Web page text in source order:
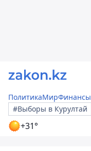
ПолитикаМирФинансы
#Выборы в Курултай
+31°